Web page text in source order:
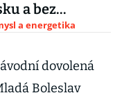
a bez
a energetika
dovolená
Boleslav